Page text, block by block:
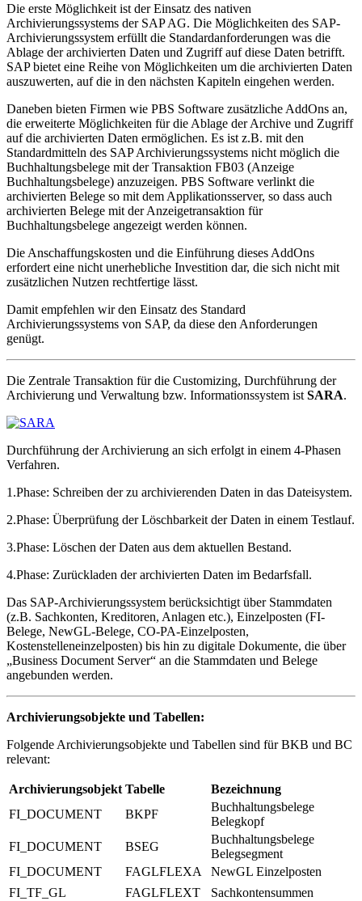
Die erste Möglichkeit ist der Einsatz des nativen
Archivierungssystems der SAP AG. Die Möglichkeiten des SAP-
Archivierungssystem erfüllt die Standardanforderungen was die
Ablage der archivierten Daten und Zugriff auf diese Daten betrifft.
SAP bietet eine Reihe von Möglichkeiten um die archivierten Daten
auszuwerten, auf die in den nächsten Kapiteln eingehen werden.
Daneben bieten Firmen wie PBS Software zusätzliche AddOns an,
die erweiterte Möglichkeiten für die Ablage der Archive und Zugriff
auf die archivierten Daten ermöglichen. Es ist z.B. mit den
Standardmitteln des SAP Archivierungssystems nicht möglich die
Buchhaltungsbelege mit der Transaktion FB03 (Anzeige
Buchhaltungsbelege) anzuzeigen. PBS Software verlinkt die
archivierten Belege so mit dem Applikationsserver, so dass auch
archivierten Belege mit der Anzeigetransaktion für
Buchhaltungsbelege angezeigt werden können.
Die Anschaffungskosten und die Einführung dieses AddOns
erfordert eine nicht unerhebliche Investition dar, die sich nicht mit
zusätzlichen Nutzen rechtfertige lässt.
Damit empfehlen wir den Einsatz des Standard
Archivierungssystems von SAP, da diese den Anforderungen
genügt.
Die Zentrale Transaktion für die Customizing, Durchführung der
Archivierung und Verwaltung bzw. Informationssystem ist SARA.
Durchführung der Archivierung an sich erfolgt in einem 4-Phasen
Verfahren.
1.Phase: Schreiben der zu archivierenden Daten in das Dateisystem.
2.Phase: Überprüfung der Löschbarkeit der Daten in einem Testlauf.
3.Phase: Löschen der Daten aus dem aktuellen Bestand.
4.Phase: Zurückladen der archivierten Daten im Bedarfsfall.
Das SAP-Archivierungssystem berücksichtigt über Stammdaten
(z.B. Sachkonten, Kreditoren, Anlagen etc.), Einzelposten (FI-
Belege, NewGL-Belege, CO-PA-Einzelposten,
Kostenstelleneinzelposten) bis hin zu digitale Dokumente, die über
„Business Document Server“ an die Stammdaten und Belege
angebunden werden.
Archivierungsobjekte und Tabellen:
Folgende Archivierungsobjekte und Tabellen sind für BKB und BC
relevant:
Archivierungsobjekt Tabelle
Bezeichnung
FI_DOCUMENT
BKPF
Buchhaltungsbelege
Belegkopf
FI_DOCUMENT
BSEG
Buchhaltungsbelege
Belegsegment
FI_DOCUMENT
FAGLFLEXA
NewGL Einzelposten
FI_TF_GL
FAGLFLEXT Sachkontensummen